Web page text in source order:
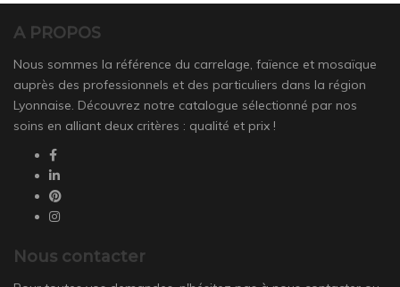
A PROPOS
Nous sommes la référence du carrelage, faïence et mosaïque
auprès des professionnels et des particuliers dans la région
Lyonnaise. Découvrez notre catalogue sélectionné par nos
soins en alliant deux critères : qualité et prix !
Nous contacter